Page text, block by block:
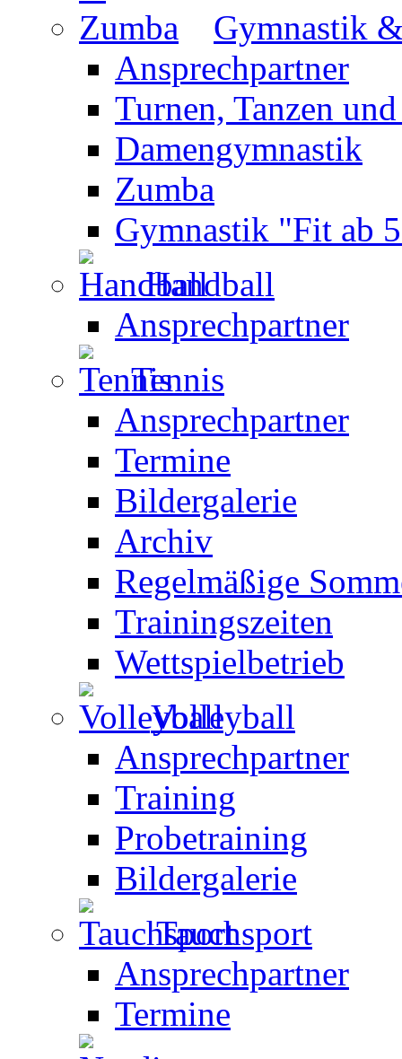
Gymnastik
Ansprechpartner
Turnen, Tanzen
Damengymnastik
Zumba
Gymnastik "Fit ab
Handball
Ansprechpartner
Tennis
Ansprechpartner
Termine
Bildergalerie
Archiv
Regelmäßige
Trainingszeiten
Wettspielbetrieb
Volleyball
Ansprechpartner
Training
Probetraining
Bildergalerie
Tauchsport
Ansprechpartner
Termine